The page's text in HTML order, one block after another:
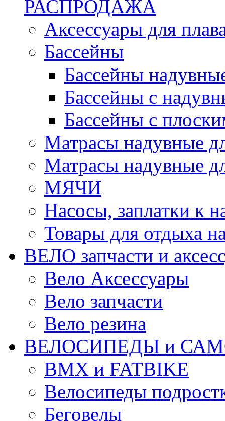
РАСПРОДАЖА
Аксессуары для
Бассейны
Бассейны
Бассейны с
Бассейны с
Матрасы надувные
Матрасы надувные
МЯЧИ
Насосы, заплатки к
Товары для отдыха
ВЕЛО запчасти и
Вело Аксессуары
Вело запчасти
Вело резина
ВЕЛОСИПЕДЫ и
BMX и FATBIKE
Велосипеды
Беговелы